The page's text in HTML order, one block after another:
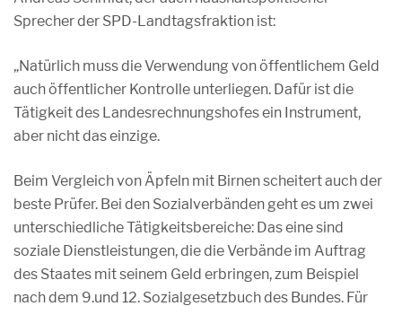
Sprecher der SPD-Landtagsfraktion ist:
„Natürlich muss die Verwendung von öffentlichem Geld
auch öffentlicher Kontrolle unterliegen. Dafür ist die
Tätigkeit des Landesrechnungshofes ein Instrument,
aber nicht das einzige.
Beim Vergleich von Äpfeln mit Birnen scheitert auch der
beste Prüfer. Bei den Sozialverbänden geht es um zwei
unterschiedliche Tätigkeitsbereiche: Das eine sind
soziale Dienstleistungen, die die Verbände im Auftrag
des Staates mit seinem Geld erbringen, zum Beispiel
nach dem 9.und 12. Sozialgesetzbuch des Bundes. Für